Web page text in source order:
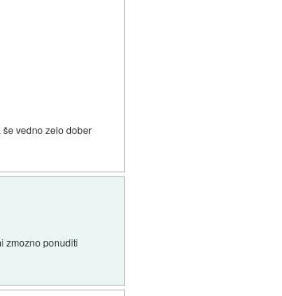
vedno zelo dober
zmozno ponuditi